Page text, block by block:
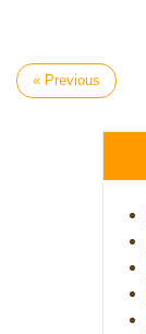
« Previous